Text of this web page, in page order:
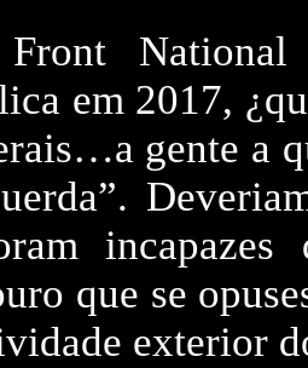
National
em 2017,
gente a
que se
exterior